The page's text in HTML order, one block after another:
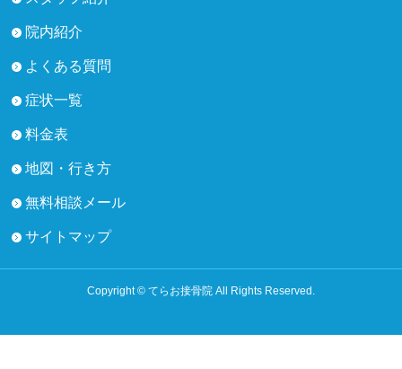
院内紹介
よくある質問
症状一覧
料金表
地図・行き方
無料相談メール
サイトマップ
Copyright © てらお接骨院 All Rights Reserved.